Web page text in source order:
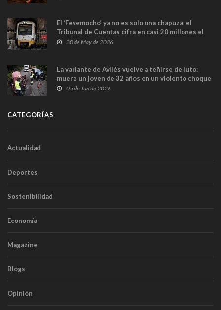
El ‘Fevemocho’ ya no es solo una chapuza: el
Tribunal de Cuentas cifra en casi 20 millones el
sobrecoste de los trenes que no cabían por los
30 de May de 2026
La variante de Avilés vuelve a teñirse de luto:
muere un joven de 32 años en un violento choque
frontal
05 de Jun de 2026
CATEGORÍAS
Actualidad
Deportes
Sostenibilidad
Economía
Magazine
Blogs
Opinión